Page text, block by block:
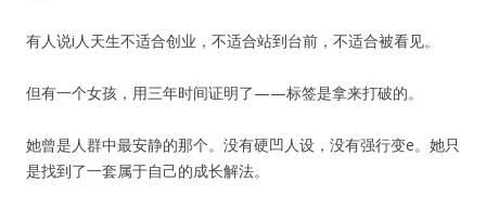
纪录片3 我们都是青年偶像
活动
有人说i人天生不适合创业，不适合站到台前，不适合被看见。
但有一个女孩，用三年时间证明了——标签是拿来打破的。
她曾是人群中最安静的那个。没有硬凹人设，没有强行变e。她只
是找到了一套属于自己的成长解法。